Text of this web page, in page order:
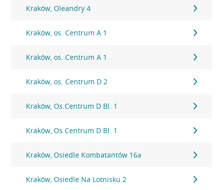
Kraków, Oleandry 4
Kraków, os. Centrum A 1
Kraków, os. Centrum A 1
Kraków, os. Centrum D 2
Kraków, Os.Centrum D Bl. 1
Kraków, Os.Centrum D Bl. 1
Kraków, Osiedle Kombatantów 16a
Kraków, Osiedle Na Lotnisku 2